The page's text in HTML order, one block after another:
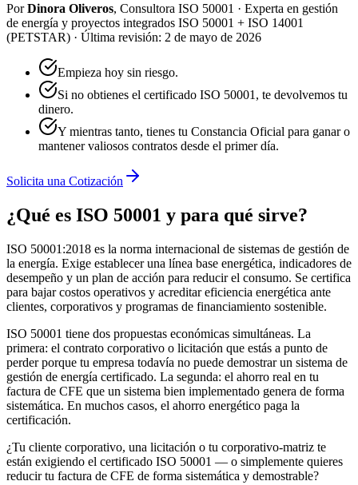
Por Dinora Oliveros, Consultora ISO 50001 · Experta en gestión
de energía y proyectos integrados ISO 50001 + ISO 14001
(PETSTAR) · Última revisión: 2 de mayo de 2026
Empieza hoy sin riesgo.
Si no obtienes el certificado ISO 50001, te devolvemos tu
dinero.
Y mientras tanto, tienes tu Constancia Oficial para ganar o
mantener valiosos contratos desde el primer día.
Solicita una Cotización
¿Qué es ISO 50001 y para qué sirve?
ISO 50001:2018 es la norma internacional de sistemas de gestión de
la energía. Exige establecer una línea base energética, indicadores de
desempeño y un plan de acción para reducir el consumo. Se certifica
para bajar costos operativos y acreditar eficiencia energética ante
clientes, corporativos y programas de financiamiento sostenible.
ISO 50001 tiene dos propuestas económicas simultáneas. La
primera: el contrato corporativo o licitación que estás a punto de
perder porque tu empresa todavía no puede demostrar un sistema de
gestión de energía certificado. La segunda: el ahorro real en tu
factura de CFE que un sistema bien implementado genera de forma
sistemática. En muchos casos, el ahorro energético paga la
certificación.
¿Tu cliente corporativo, una licitación o tu corporativo-matriz te
están exigiendo el certificado ISO 50001 — o simplemente quieres
reducir tu factura de CFE de forma sistemática y demostrable?